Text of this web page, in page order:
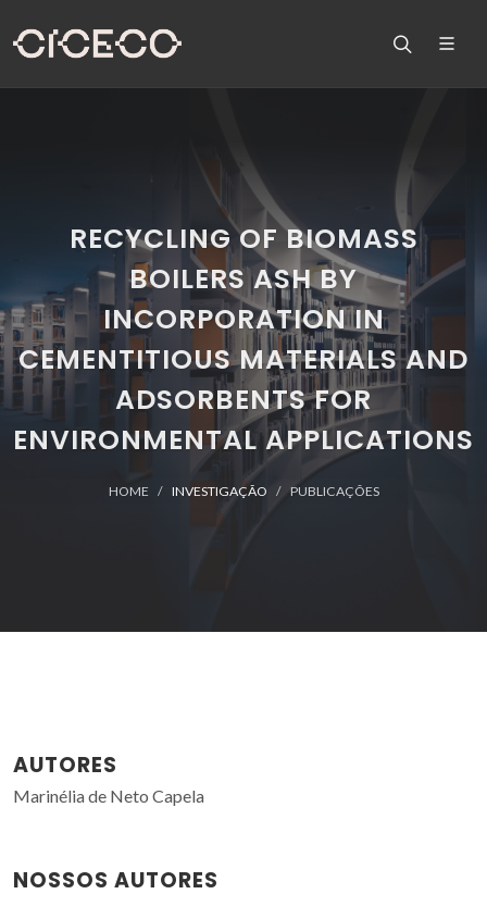
RECYCLING OF BIOMASS
BOILERS ASH BY
INCORPORATION IN
CEMENTITIOUS MATERIALS AND
ADSORBENTS FOR
ENVIRONMENTAL APPLICATIONS
HOME INVESTIGAÇÃO PUBLICAÇÕES
AUTORES
Marinélia de Neto Capela
NOSSOS AUTORES